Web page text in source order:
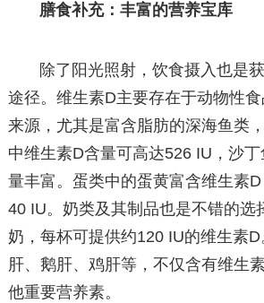
膳食补充：丰富的营养宝库
除了阳光照射，饮食摄入也是
途径。维生素D主要存在于动物性
来源，尤其是富含脂肪的深海鱼类
中维生素D含量可高达526 IU，沙
量丰富。蛋类中的蛋黄富含维生素
40 IU。奶类及其制品也是不错的选
奶，每杯可提供约120 IU的维生素
肝、鹅肝、鸡肝等，不仅含有维生
他重要营养素。